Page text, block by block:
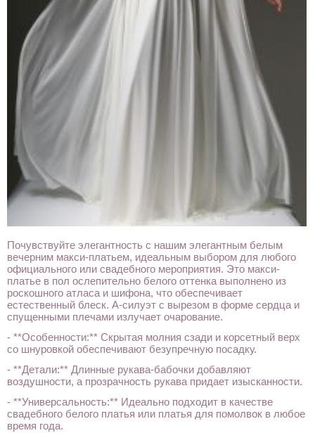
Почувствуйте элегантность с нашим элегантным белым
вечерним макси-платьем, идеальным выбором для любого
официального или свадебного мероприятия. Это макси-
платье в пол ослепительно белого оттенка выполнено из
роскошного атласа и шифона, что обеспечивает
естественный блеск. А-силуэт с вырезом в форме сердца и
спущенными плечами излучает очарование.
- **Особенности:** Скрытая молния сзади и корсетный верх
со шнуровкой обеспечивают безупречную посадку.
- **Детали:** Длинные рукава-бабочки добавляют
воздушности, а прозрачность рукава придает изысканности.
- **Универсальность:** Идеально подходит в качестве
свадебного белого платья или платья для помолвок в любое
время года.